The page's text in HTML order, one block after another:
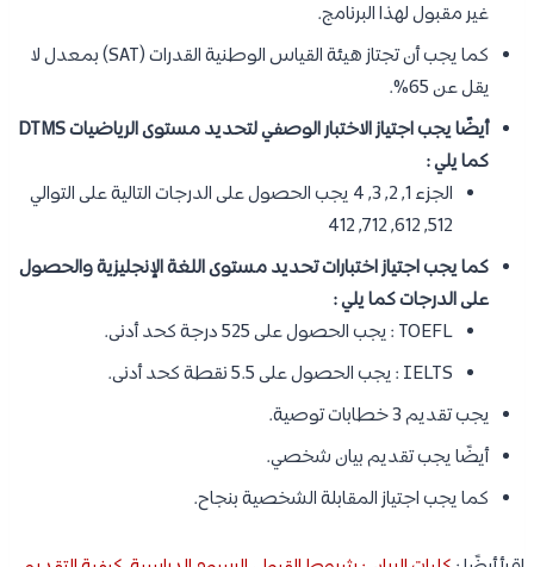
غير مقبول لهذا البرنامج.
كما يجب أن تجتاز هيئة القياس الوطنية القدرات (SAT) بمعدل لا
يقل عن 65%.
أيضًا يجب اجتياز الاختبار الوصفي لتحديد مستوى الرياضيات DTMS
كما يلي :
الجزء 1, 2, 3, 4 يجب الحصول على الدرجات التالية على التوالي
512, 612, 712, 412
كما يجب اجتياز اختبارات تحديد مستوى اللغة الإنجليزية والحصول
على الدرجات كما يلي :
TOEFL : يجب الحصول على 525 درجة كحد أدنى.
IELTS : يجب الحصول على 5.5 نقطة كحد أدنى.
يجب تقديم 3 خطابات توصية.
أيضًا يجب تقديم بيان شخصي.
كما يجب اجتياز المقابلة الشخصية بنجاح.